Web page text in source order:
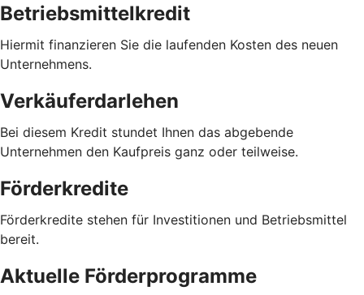
Betriebsmittelkredit
Hiermit finanzieren Sie die laufenden Kosten des neuen
Unternehmens.
Verkäuferdarlehen
Bei diesem Kredit stundet Ihnen das abgebende
Unternehmen den Kaufpreis ganz oder teilweise.
Förderkredite
Förderkredite stehen für Investitionen und Betriebsmittel
bereit.
Aktuelle Förderprogramme